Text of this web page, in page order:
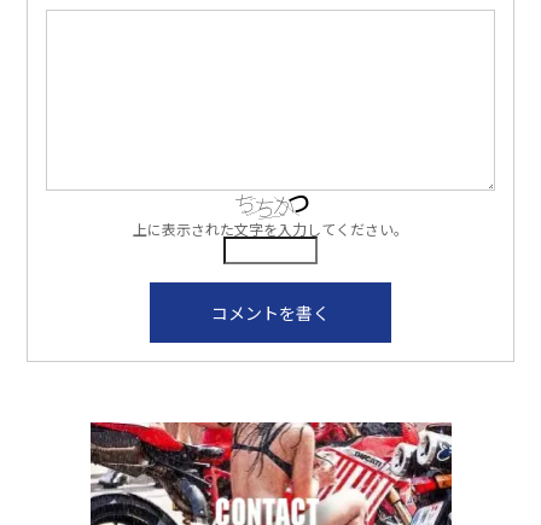
上に表示された文字を入力してください。